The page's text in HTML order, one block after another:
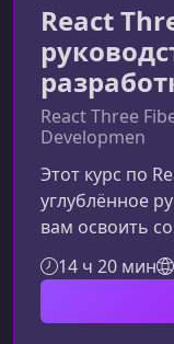
React
React Three
Developmen
Этот курс по
углублённое
вам освоить
созданию
14 ч 20 мин